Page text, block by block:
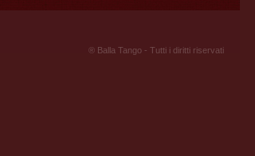
® Balla Tango - Tutti i diritti riservati